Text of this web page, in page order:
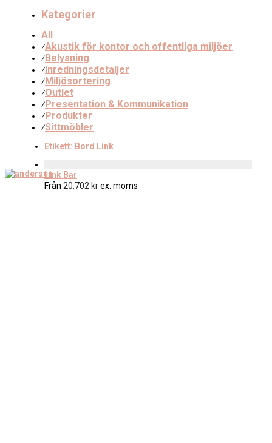
Kategorier
All
⁄Akustik för kontor och offentliga miljöer
⁄Belysning
⁄Inredningsdetaljer
⁄Miljösortering
⁄Outlet
⁄Presentation & Kommunikation
⁄Produkter
⁄Sittmöbler
Etikett: Bord Link
Link Bar
Från 20,702 krex. moms